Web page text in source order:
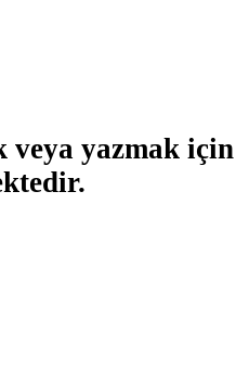
veya yazmak